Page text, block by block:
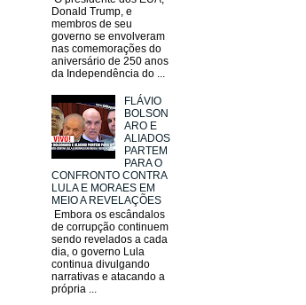
Donald Trump, e
membros de seu
governo se envolveram
nas comemorações do
aniversário de 250 anos
da Independência do ...
FLÁVIO
BOLSON
ARO E
ALIADOS
PARTEM
PARA O
CONFRONTO CONTRA
LULA E MORAES EM
MEIO A REVELAÇÕES
Embora os escândalos
de corrupção continuem
sendo revelados a cada
dia, o governo Lula
continua divulgando
narrativas e atacando a
própria ...